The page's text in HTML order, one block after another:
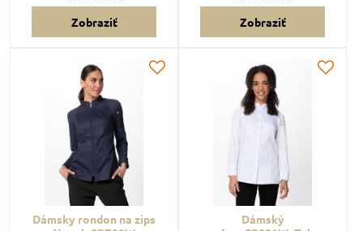
Zobraziť Zobraziť
Dámsky rondon na zips
Dámský